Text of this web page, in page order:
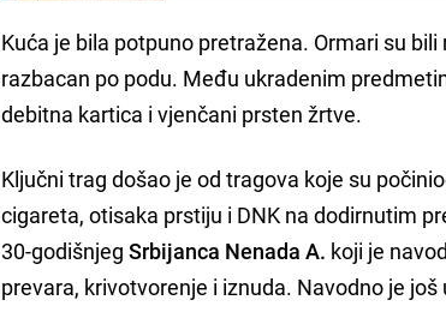
Kuća je bila potpuno pretražena. Ormari su
razbacan po podu. Među ukradenim
debitna kartica i vjenčani prsten žrtve.
Ključni trag došao je od tragova koje su
cigareta, otisaka prstiju i DNK na dodirnutim
30-godišnjegSrbijanca Nenada A. koji je
prevara, krivotvorenje i iznuda. Navodno je